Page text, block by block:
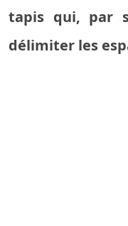
tapis qui, par
délimiter les